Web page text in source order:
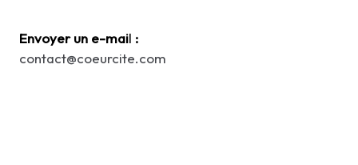
Envoyer un e-mail :
contact@coeurcite.com